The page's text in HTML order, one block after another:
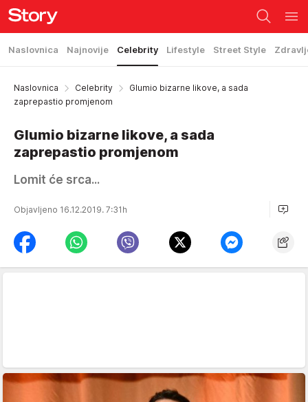
Naslovnica Najnovije Celebrity Lifestyle Street Style
Naslovnica Celebrity
Glumio bizarne likove, a sada
zaprepastio promjenom
Glumio bizarne likove, a sada
zaprepastio promjenom
Lomit će srca...
Objavljeno 16.12.2019. 7:31h